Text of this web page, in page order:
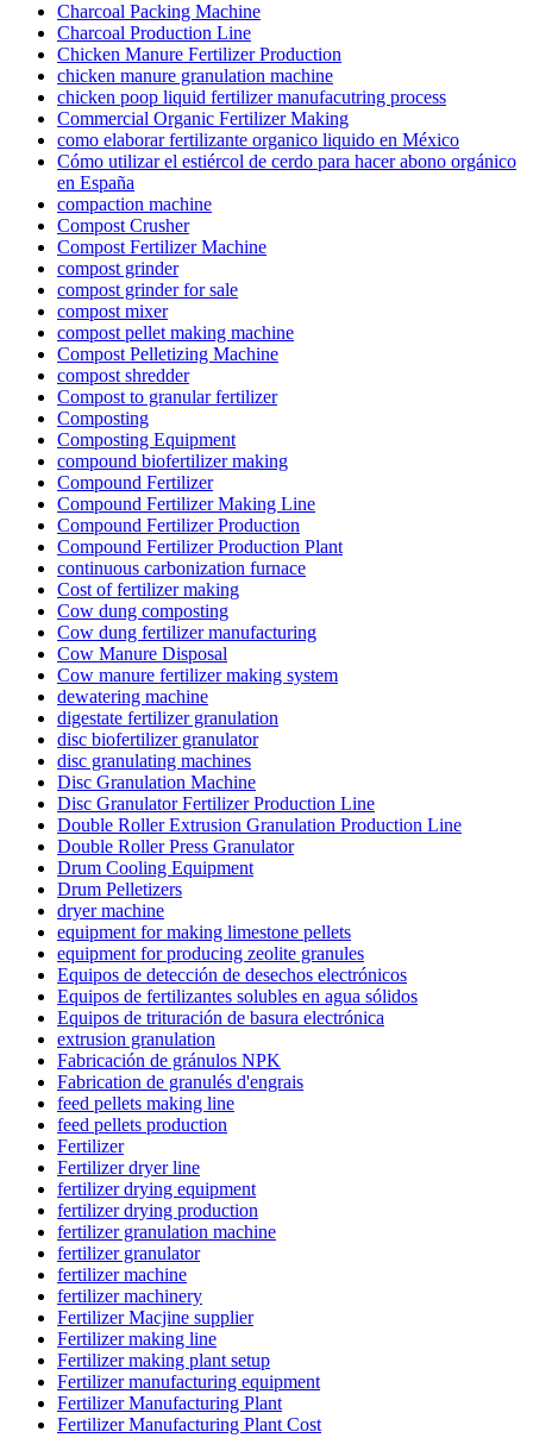
Charcoal Packing Machine
Charcoal Production Line
Chicken Manure Fertilizer Production
chicken manure granulation machine
chicken poop liquid fertilizer manufacutring process
Commercial Organic Fertilizer Making
como elaborar fertilizante organico liquido en México
Cómo utilizar el estiércol de cerdo para hacer abono orgánico
en España
compaction machine
Compost Crusher
Compost Fertilizer Machine
compost grinder
compost grinder for sale
compost mixer
compost pellet making machine
Compost Pelletizing Machine
compost shredder
Compost to granular fertilizer
Composting
Composting Equipment
compound biofertilizer making
Compound Fertilizer
Compound Fertilizer Making Line
Compound Fertilizer Production
Compound Fertilizer Production Plant
continuous carbonization furnace
Cost of fertilizer making
Cow dung composting
Cow dung fertilizer manufacturing
Cow Manure Disposal
Cow manure fertilizer making system
dewatering machine
digestate fertilizer granulation
disc biofertilizer granulator
disc granulating machines
Disc Granulation Machine
Disc Granulator Fertilizer Production Line
Double Roller Extrusion Granulation Production Line
Double Roller Press Granulator
Drum Cooling Equipment
Drum Pelletizers
dryer machine
equipment for making limestone pellets
equipment for producing zeolite granules
Equipos de detección de desechos electrónicos
Equipos de fertilizantes solubles en agua sólidos
Equipos de trituración de basura electrónica
extrusion granulation
Fabricación de gránulos NPK
Fabrication de granulés d'engrais
feed pellets making line
feed pellets production
Fertilizer
Fertilizer dryer line
fertilizer drying equipment
fertilizer drying production
fertilizer granulation machine
fertilizer granulator
fertilizer machine
fertilizer machinery
Fertilizer Macjine supplier
Fertilizer making line
Fertilizer making plant setup
Fertilizer manufacturing equipment
Fertilizer Manufacturing Plant
Fertilizer Manufacturing Plant Cost